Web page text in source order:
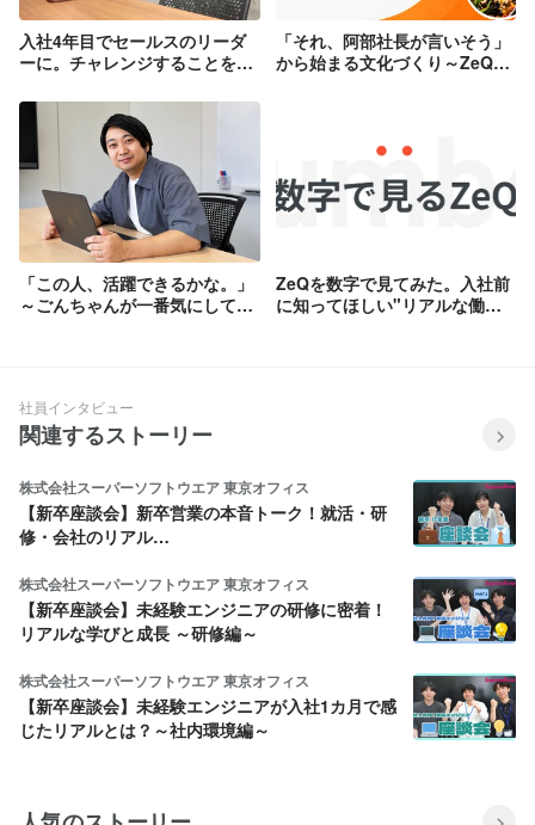
入社4年目でセールスのリーダ
ーに。チャレンジすることを選
ま」と「これから」
「それ、阿部社長が言いそう」
から始まる文化づくり～ZeQの
「この人、活躍できるかな。」
～ごんちゃんが一番気にしてい
ZeQを数字で見てみた。入社前
に知ってほしい"リアルな働き
社員インタビュー
関連するストーリー
株式会社スーパーソフトウエア 東京オフィス
【新卒座談会】新卒営業の本音トーク！就活・研
修・会社のリアル…
株式会社スーパーソフトウエア 東京オフィス
【新卒座談会】未経験エンジニアの研修に密着！
リアルな学びと成長 ～研修編～
株式会社スーパーソフトウエア 東京オフィス
【新卒座談会】未経験エンジニアが入社1カ月で感
じたリアルとは？～社内環境編～